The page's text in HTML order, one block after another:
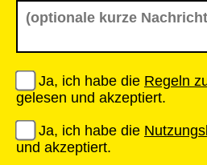
Ja, ich habe die Regeln
gelesen und akzeptiert.
Ja, ich habe die
und akzeptiert.